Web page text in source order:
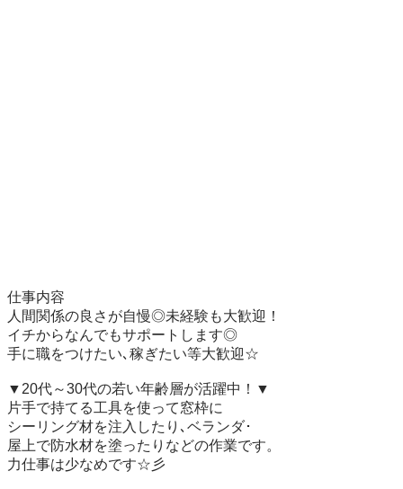
仕事内容
人間関係の良さが自慢◎未経験も大歓迎！
イチからなんでもサポートします◎
手に職をつけたい､稼ぎたい等大歓迎☆
▼20代～30代の若い年齢層が活躍中！▼
片手で持てる工具を使って窓枠に
シーリング材を注入したり､ベランダ･
屋上で防水材を塗ったりなどの作業です。
力仕事は少なめです☆彡